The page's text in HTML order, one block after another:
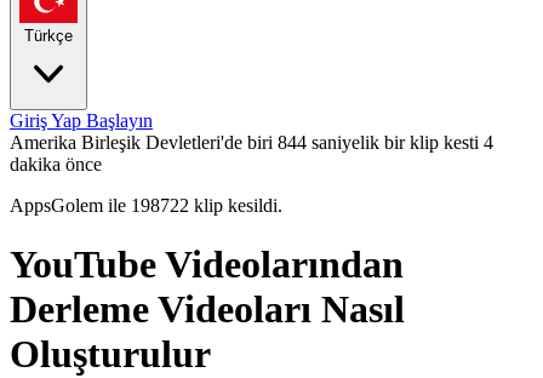
Türkçe
Giriş Yap Başlayın
Amerika Birleşik Devletleri'de biri 844 saniyelik bir klip kesti 4
dakika önce
AppsGolem ile 198722 klip kesildi.
YouTube Videolarından
Derleme Videoları Nasıl
Oluşturulur